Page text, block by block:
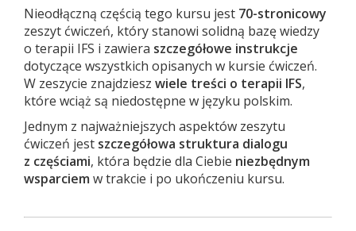
Nieodłączną częścią tego kursu jest 70-stronicowy
zeszyt ćwiczeń, który stanowi solidną bazę wiedzy
o terapii IFS i zawiera szczegółowe instrukcje
dotyczące wszystkich opisanych w kursie ćwiczeń.
W zeszycie znajdziesz wiele treści o terapii IFS,
które wciąż są niedostępne w języku polskim.
Jednym z najważniejszych aspektów zeszytu
ćwiczeń jest szczegółowa struktura dialogu
z częściami, która będzie dla Ciebie niezbędnym
wsparciem w trakcie i po ukończeniu kursu.